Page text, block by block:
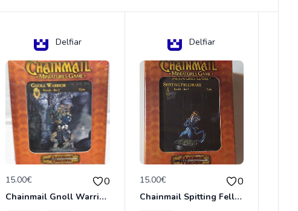
Delfiar
15.00€ 0
Chainmail Gnoll Warrior Dungeons & Dragons
Delfiar
15.00€ 0
Chainmail Spitting Felldrake